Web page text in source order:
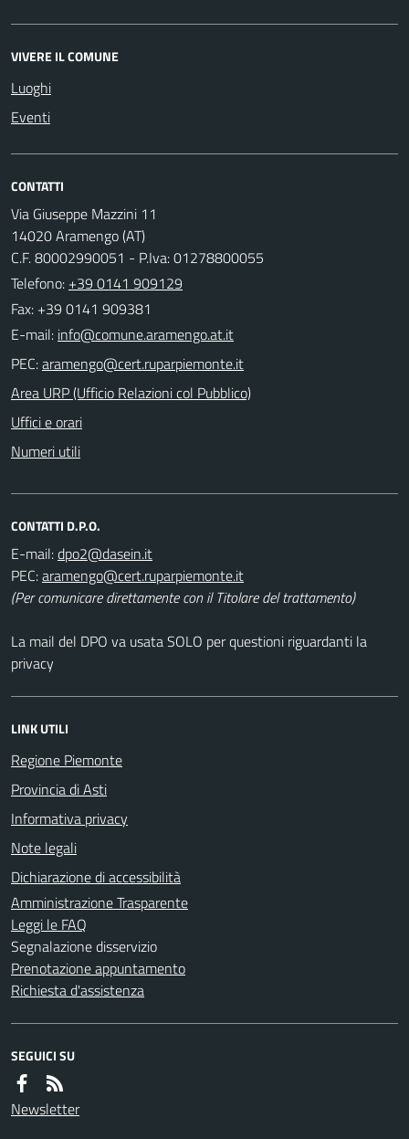
VIVERE IL COMUNE
Luoghi
Eventi
CONTATTI
Via Giuseppe Mazzini 11
14020 Aramengo (AT)
C.F. 80002990051 - P.Iva: 01278800055
Telefono: +39 0141 909129
Fax: +39 0141 909381
E-mail:
PEC:
Area URP (Ufficio Relazioni col Pubblico)
Uffici e orari
Numeri utili
CONTATTI D.P.O.
E-mail:
PEC:
(Per comunicare direttamente con il Titolare del trattamento)
La mail del DPO va usata SOLO per questioni riguardanti la
privacy
LINK UTILI
Regione Piemonte
Provincia di Asti
Informativa privacy
Note legali
Dichiarazione di accessibilità
Amministrazione Trasparente
Leggi le FAQ
Segnalazione disservizio
Prenotazione appuntamento
Richiesta d'assistenza
SEGUICI SU
Newsletter